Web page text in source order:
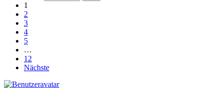
1
2
3
4
5
…
12
Nächste